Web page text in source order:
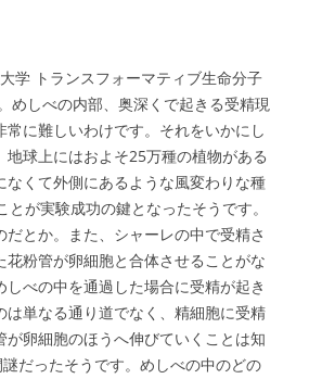
学 トランスフォーマティブ生命分子
めしべの内部、奥深くで起きる受精現
に難しいわけです。それをいかにし
球上にはおよそ25万種の植物がある
くて外側にあるような風変わりな種
が実験成功の鍵となったそうです。
とか。また、シャーレの中で受精さ
粉管が卵細胞と合体させることがな
べの中を通過した場合に受精が起き
単なる通り道でなく、精細胞に受精
卵細胞のほうへ伸びていくことは知
だったそうです。めしべの中のどの